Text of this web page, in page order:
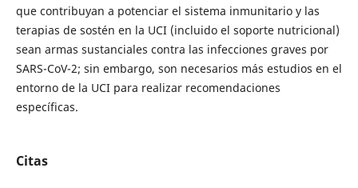
que contribuyan a potenciar el sistema inmunitario y las
terapias de sostén en la UCI (incluido el soporte nutricional)
sean armas sustanciales contra las infecciones graves por
SARS-CoV-2; sin embargo, son necesarios más estudios en el
entorno de la UCI para realizar recomendaciones
específicas.
Citas